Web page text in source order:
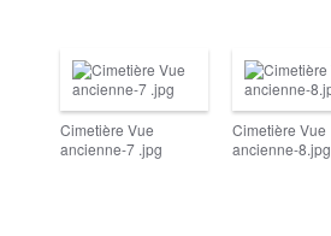
Cimetière Vue
ancienne-7 .jpg
Cimetière Vue
ancienne-8.jpg